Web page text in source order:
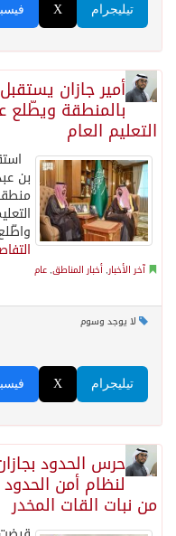
X تيليجرام
أمير جازان
بالمنطقة ويطّلع
التعليم العام
بن
آخر الأخبار, أخبار المناطق, عام
لا يوجد وسوم
X تيليجرام
من نبات القات المخدر